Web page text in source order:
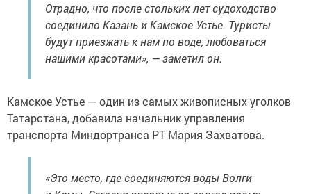
Отрадно, что после стольких лет судоходство
соединило Казань и Камское Устье. Туристы
будут приезжать к нам по воде, любоваться
нашими красотами», — заметил он.
Камское Устье — один из самых живописных уголков
Татарстана, добавила начальник управления
транспорта Миндортранса РТ Мария Захватова.
«Это место, где соединяются воды Волги